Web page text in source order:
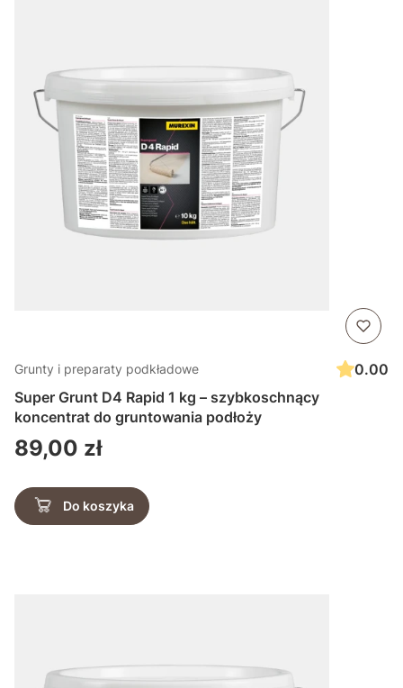
Grunty i preparaty podkładowe
0.00
Super Grunt D4 Rapid 1 kg – szybkoschnący
koncentrat do gruntowania podłoży
Cena
89,00 zł
Do koszyka